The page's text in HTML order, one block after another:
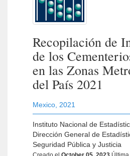
Recopilación de
de los
en las Zonas
del País 2021
Mexico 2021
Instituto Nacional de
Dirección General de
Seguridad Pública y Justicia